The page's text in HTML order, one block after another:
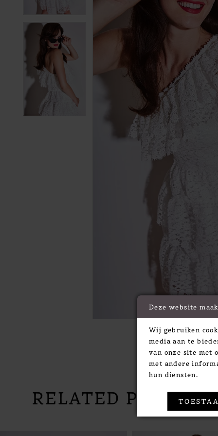
RELATED
Deze website
Wij gebruiken
media aan te
van onze site met
met andere
hun diensten.